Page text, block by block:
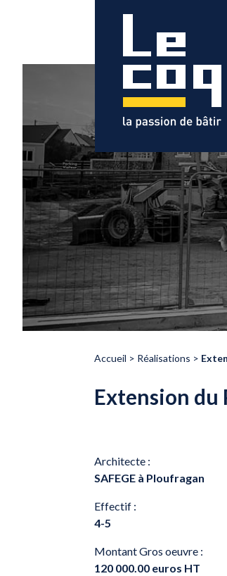
Accueil > Réalisations >
Extension du
Architecte :
SAFEGE à Ploufragan
Effectif :
4-5
Montant Gros oeuvre :
120 000.00 euros HT